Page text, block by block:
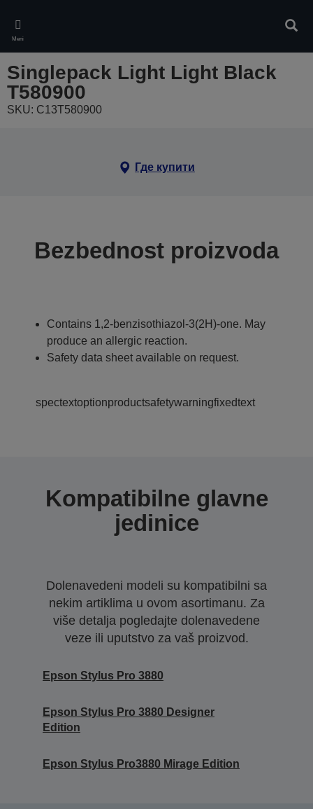
main
content
Meni
Singlepack Light Light Black
T580900
SKU: C13T580900
Где купити
Bezbednost proizvoda
Contains 1,2-benzisothiazol-3(2H)-one. May
produce an allergic reaction.
Safety data sheet available on request.
spectextoptionproductsafetywarningfixedtext
Kompatibilne glavne
jedinice
Dolenavedeni modeli su kompatibilni sa
nekim artiklima u ovom asortimanu. Za
više detalja pogledajte dolenavedene
veze ili uputstvo za vaš proizvod.
Epson Stylus Pro 3880
Epson Stylus Pro 3880 Designer
Edition
Epson Stylus Pro3880 Mirage Edition